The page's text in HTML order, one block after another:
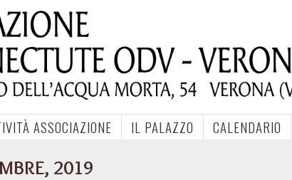
ASSOCIAZIONE IL PALAZZO CALENDARIO
2019